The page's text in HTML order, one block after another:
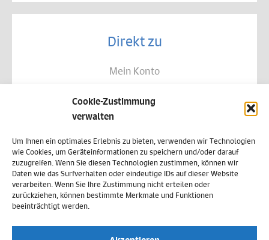
Cookie-Zustimmung
verwalten
Um Ihnen ein optimales Erlebnis zu bieten, verwenden wir Technologien
wie Cookies, um Geräteinformationen zu speichern und/oder darauf
zuzugreifen. Wenn Sie diesen Technologien zustimmen, können wir
Daten wie das Surfverhalten oder eindeutige IDs auf dieser Website
verarbeiten. Wenn Sie Ihre Zustimmung nicht erteilen oder
zurückziehen, können bestimmte Merkmale und Funktionen
beeinträchtigt werden.
Direkt zu
Mein Konto
Allgemeine Geschäftsbedingungen
Datenschutz
Widerruf
Zahlungsweisen
Versand & Lieferung